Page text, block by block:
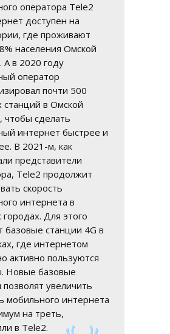
оператора Tele2
доступен на
где проживают
населения Омской
А в 2020 году
оператор
почти 500
станций в Омской
чтобы сделать
интернет быстрее и
В 2021-м, как
представители
Tele2 продолжит
скорость
интернета в
городах. Для этого
базовые станции 4G в
где интернетом
активно пользуются
Новые базовые
позволят увеличить
мобильного интернета
на треть,
в Tele2.